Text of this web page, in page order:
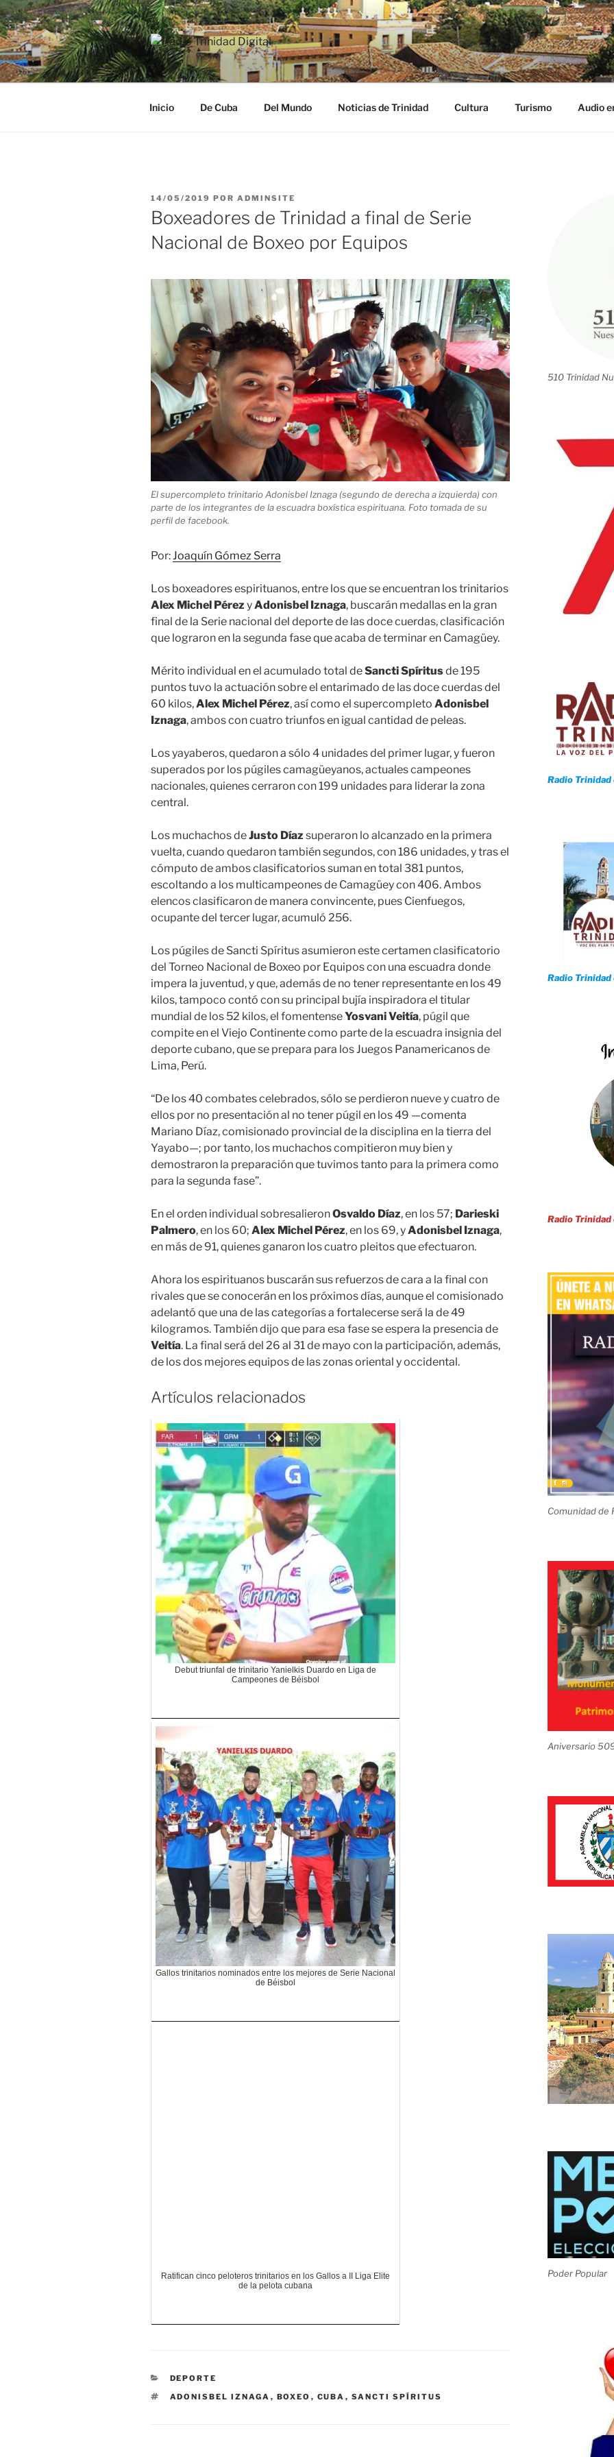
Saltar
al
contenido
RADIO TRINIDAD DIGITAL
Desde la Ciudad Museo del Caribe
Inicio De Cuba Del Mundo Noticias de Trinidad Cultura Turismo Audio
PUBLICADO
14/05/2019 POR ADMINSITE
Boxeadores de Trinidad a final de Serie
Nacional de Boxeo por Equipos
El supercompleto trinitario Adonisbel Iznaga (segundo de derecha a izquierda) con
parte de los integrantes de la escuadra boxística espirituana. Foto tomada de su
perfil de facebook.
Por:Joaquín Gómez Serra
Los boxeadores espirituanos, entre los que se encuentran los trinitarios
Alex Michel Pérez yAdonisbel Iznaga, buscarán medallas en la gran
final de la Serie nacional del deporte de las doce cuerdas, clasificación
que lograron en la segunda fase que acaba de terminar en Camagüey.
Mérito individual en el acumulado total deSancti Spíritusde 195
puntos tuvo la actuación sobre el entarimado de las doce cuerdas del
60 kilos,Alex Michel Pérez, así como el supercompleto Adonisbel
Iznaga, ambos con cuatro triunfos en igual cantidad de peleas.
Los yayaberos, quedaron a sólo 4 unidades del primer lugar, y fueron
superados por los púgiles camagüeyanos, actuales campeones
nacionales, quienes cerraron con 199 unidades para liderar la zona
central.
Los muchachos deJusto Díaz superaron lo alcanzado en la primera
vuelta, cuando quedaron también segundos, con 186 unidades, y tras el
cómputo de ambos clasificatorios suman en total 381 puntos,
escoltando a los multicampeones de Camagüey con 406. Ambos
elencos clasificaron de manera convincente, pues Cienfuegos,
ocupante del tercer lugar, acumuló 256.
Los púgiles de Sancti Spíritus asumieron este certamen clasificatorio
del Torneo Nacional de Boxeo por Equipos con una escuadra donde
impera la juventud, y que, además de no tener representante en los 49
kilos, tampoco contó con su principal bujía inspiradora el titular
mundial de los 52 kilos, el fomentenseYosvani Veitía, púgil que
compite en el Viejo Continente como parte de la escuadra insignia del
deporte cubano, que se prepara para los Juegos Panamericanos de
Lima, Perú.
“De los 40 combates celebrados, sólo se perdieron nueve y cuatro de
ellos por no presentación al no tener púgil en los 49 —comenta
Mariano Díaz, comisionado provincial de la disciplina en la tierra del
Yayabo—; por tanto, los muchachos compitieron muy bien y
demostraron la preparación que tuvimos tanto para la primera como
para la segunda fase”.
En el orden individual sobresalieronOsvaldo Díaz, en los 57; Darieski
Palmero, en los 60; Alex Michel Pérez, en los 69, yAdonisbel Iznaga,
en más de 91, quienes ganaron los cuatro pleitos que efectuaron.
Ahora los espirituanos buscarán sus refuerzos de cara a la final con
rivales que se conocerán en los próximos días, aunque el comisionado
adelantó que una de las categorías a fortalecerse será la de 49
kilogramos. También dijo que para esa fase se espera la presencia de
Veitía. La final será del 26 al 31 de mayo con la participación, además,
de los dos mejores equipos de las zonas oriental y occidental.
Artículos relacionados
Debut triunfal de trinitario Yanielkis Duardo en Liga de
Campeones de Béisbol
Gallos trinitarios nominados entre los mejores de Serie Nacional
de Béisbol
Ratifican cinco peloteros trinitarios en los Gallos a II Liga Elite
de la pelota cubana
CATEGORÍAS
DEPORTE
ETIQUETAS
ADONISBEL IZNAGA , BOXEO , CUBA , SANCTI SPÍRITUS
510 Trinidad
Radio Trinidad
Radio
Radio Trinidad
Comunidad de
Aniversario
Poder Popular